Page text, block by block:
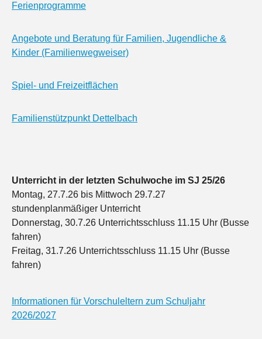
Ferienprogramme
Angebote und Beratung für Familien, Jugendliche &
Kinder (Familienwegweiser)
Spiel- und Freizeitflächen
Familienstützpunkt Dettelbach
Unterricht in der letzten Schulwoche im SJ 25/26
Montag, 27.7.26 bis Mittwoch 29.7.27
stundenplanmäßiger Unterricht
Donnerstag, 30.7.26 Unterrichtsschluss 11.15 Uhr (Busse
fahren)
Freitag, 31.7.26 Unterrichtsschluss 11.15 Uhr (Busse
fahren)
Informationen für Vorschuleltern zum Schuljahr
2026/2027